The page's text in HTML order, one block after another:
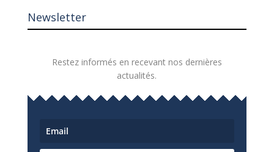
Newsletter
Restez informés en recevant nos dernières
actualités.